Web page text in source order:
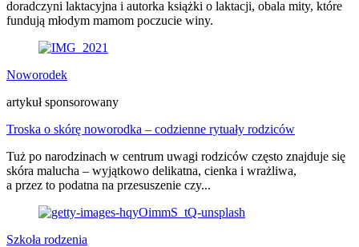
doradczyni laktacyjna i autorka książki o laktacji, obala mity, które
fundują młodym mamom poczucie winy.
Noworodek
artykuł sponsorowany
Troska o skórę noworodka – codzienne rytuały rodziców
Tuż po narodzinach w centrum uwagi rodziców często znajduje się
skóra malucha – wyjątkowo delikatna, cienka i wrażliwa,
a przez to podatna na przesuszenie czy...
Szkoła rodzenia